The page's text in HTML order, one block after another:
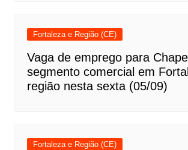
Fortaleza e Região (CE)
Vaga de emprego para
segmento comercial em
região nesta sexta (05/09)
Fortaleza e Região (CE)